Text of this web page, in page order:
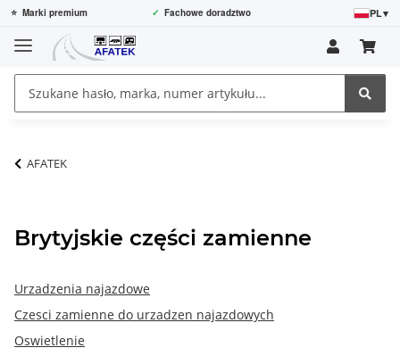
⭐ Marki premium ✓ Fachowe doradztwo PL▾
AFATEK
Brytyjskie części zamienne
Urzadzenia najazdowe
Czesci zamienne do urzadzen najazdowych
Oswietlenie